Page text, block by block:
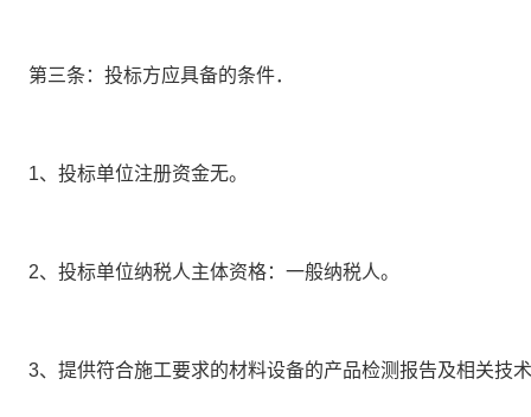
第三条：投标方应具备的条件．
1、 投标单位注册资金无。
2、 投标单位纳税人主体资格： 一般纳税人。
3、 提供符合施工要求的材料设备的产品检测报告及相关技